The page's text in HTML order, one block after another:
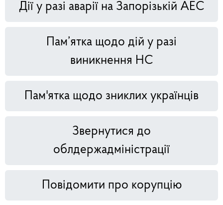
Дії у разі аварії на Запорізькій АЕС
Пам’ятка щодо дій у разі
виникнення НС
Пам'ятка щодо зниклих українців
Звернутися до
облдержадміністрації
Повідомити про корупцію